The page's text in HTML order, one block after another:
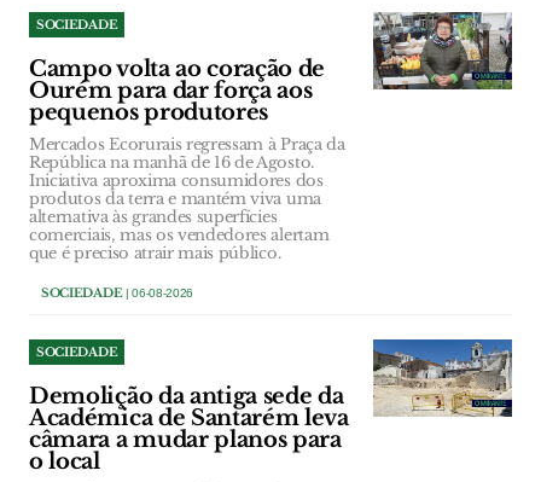
SOCIEDADE
Campo volta ao coração de
Ourém para dar força aos
pequenos produtores
Mercados Ecorurais regressam à Praça da
República na manhã de 16 de Agosto.
Iniciativa aproxima consumidores dos
produtos da terra e mantém viva uma
alternativa às grandes superfícies
comerciais, mas os vendedores alertam
que é preciso atrair mais público.
SOCIEDADE| 06-08-2026
SOCIEDADE
Demolição da antiga sede da
Académica de Santarém leva
câmara a mudar planos para
o local